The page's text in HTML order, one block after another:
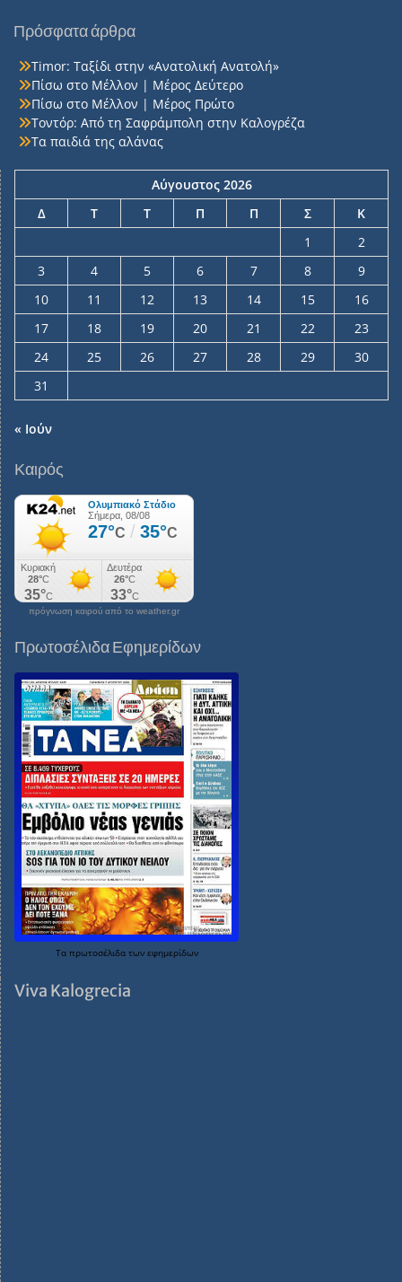
Πρόσφατα άρθρα
Timor: Ταξίδι στην «Ανατολική Ανατολή»
Πίσω στο Μέλλον | Μέρος Δεύτερο
Πίσω στο Μέλλον | Μέρος Πρώτο
Τοντόρ: Από τη Σαφράμπολη στην Καλογρέζα
Τα παιδιά της αλάνας
Αύγουστος 2026
Δ
Τ Τ Π Π Σ
Κ
1
2
3
4 5 6 7 8
9
10
11 12 13 14 15
16
17
18 19 20 21 22
23
24
25 26 27 28 29
30
31
« Ιούν
Καιρός
πρόγνωση καιρού από το weather.gr
Πρωτοσέλιδα Εφημερίδων
Τα πρωτοσέλιδα των εφημερίδων
Viva Kalogrecia